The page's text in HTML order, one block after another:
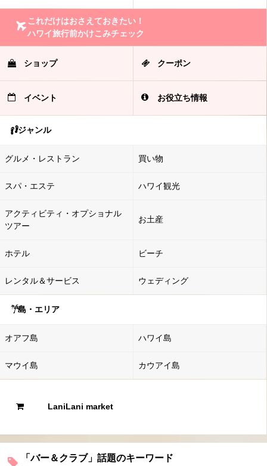
これだけはおさえておきたい！
ハワイ旅行前かけこみチェック
ショップ クーポン
イベント お役立ち情報
ジャンル
グルメ・レストラン 買い物
スパ・エステ ハワイ観光
アクティビティ・オプショナル
ツアー
お土産
ホテル ビーチ
レンタル＆サービス ウェディング
島・エリア
オアフ島 ハワイ島
マウイ島 カウアイ島
LaniLani market
「バー＆クラブ」話題のキーワード